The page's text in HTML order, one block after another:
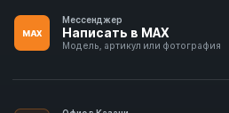
MAX
Мессенджер
Написать в MAX
Модель, артикул или фотография